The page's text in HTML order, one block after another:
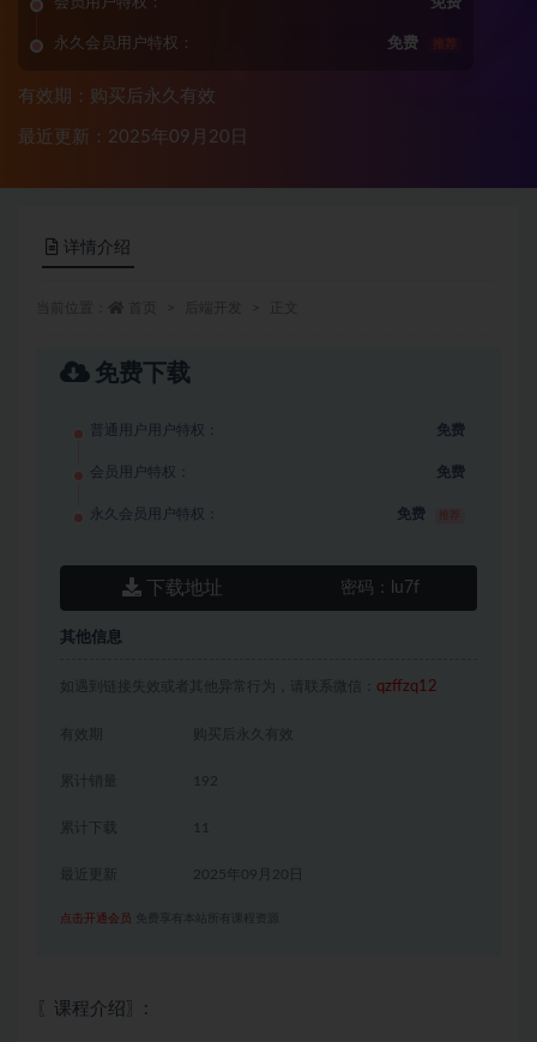
永久会员用户特权： 免费 推荐
有效期：购买后永久有效
最近更新：2025年09月20日
详情介绍
免费下载
普通用户用户特权： 免费
会员用户特权： 免费
永久会员用户特权： 免费
下载地址 密码： lu7f
其他信息
如遇到链接失效或者其他异常行为，请联系微信： qzffzq12
有效期 购买后永久有效
累计销量 192
累计下载 11
2025年09月20日
点击开通会员 免费享有本站所有课程资源
〖课程介绍〗: